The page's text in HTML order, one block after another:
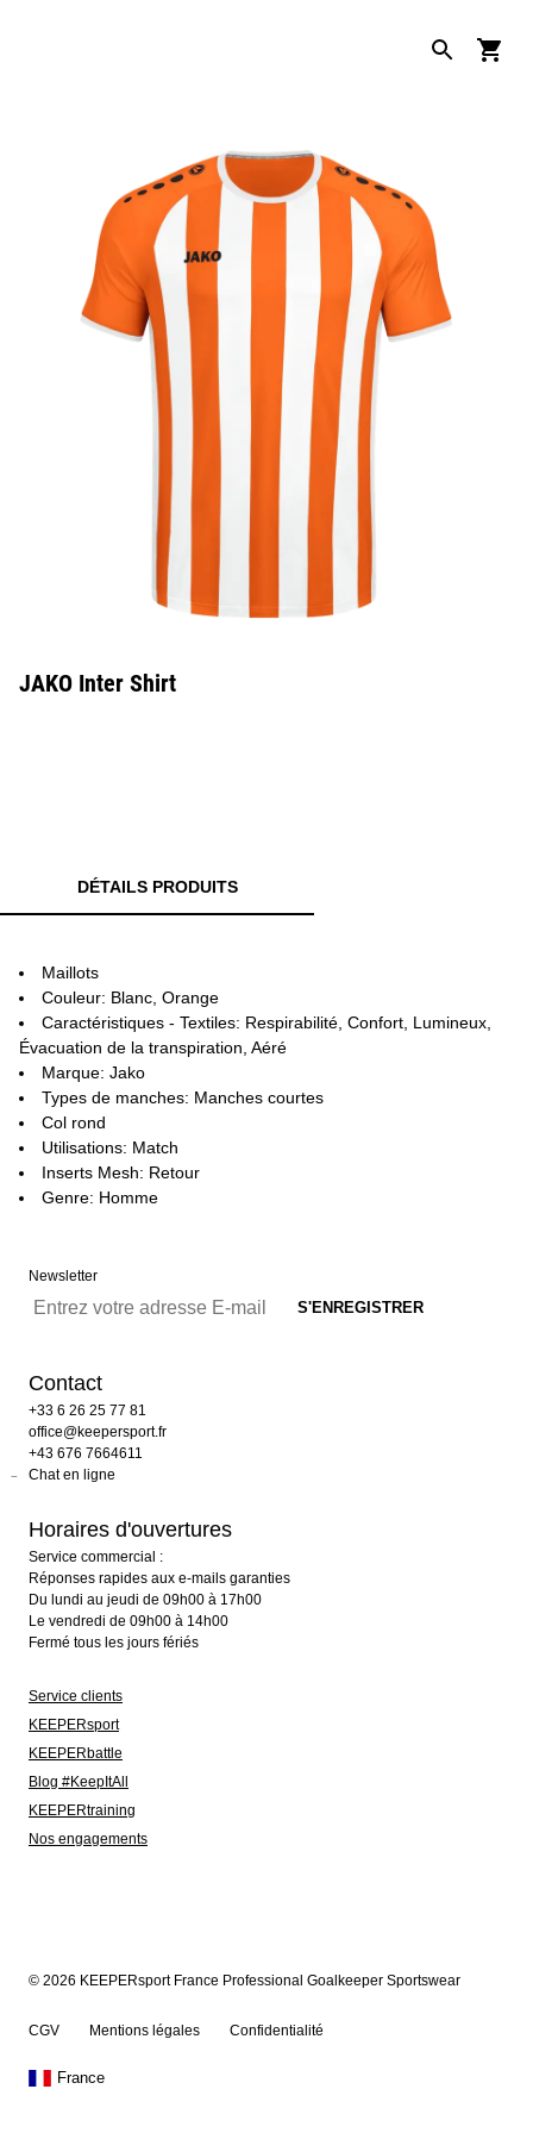
JAKO Inter Shirt
DÉTAILS PRODUITS
Maillots
Couleur: Blanc, Orange
Caractéristiques - Textiles: Respirabilité, Confort, Lumineux,
Évacuation de la transpiration, Aéré
Marque: Jako
Types de manches: Manches courtes
Col rond
Utilisations: Match
Inserts Mesh: Retour
Genre: Homme
Newsletter
Contact
+33 6 26 25 77 81
office@keepersport.fr
+43 676 7664611
Chat en ligne
Horaires d'ouvertures
Service commercial :
Réponses rapides aux e-mails garanties
Du lundi au jeudi de 09h00 à 17h00
Le vendredi de 09h00 à 14h00
Fermé tous les jours fériés
Service clients
KEEPERsport
KEEPERbattle
Blog #KeepItAll
KEEPERtraining
Nos engagements
© 2026 KEEPERsport France Professional Goalkeeper Sportswear
CGV Mentions légales Confidentialité
France